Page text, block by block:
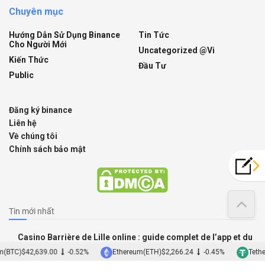
Chuyên mục
Hướng Dẫn Sử Dụng Binance
Cho Người Mới
Kiến Thức
Public
Tin Tức
Uncategorized @vi
Đầu Tư
Đăng ký binance
Liên hệ
Về chúng tôi
Chính sách bảo mật
Tin mới nhất
Casino Barrière de Lille online : guide complet de l’app et du
mobile
$42,639.00 -0.52% Ethereum(ETH)$2,266.24 -0.45%